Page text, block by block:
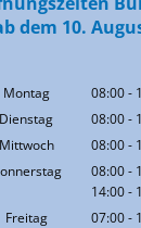
dem 10.
Montag 08:00-
Dienstag 08:00-
Mittwoch 08:00-
08:00-
14:00-
Freitag 07:00-